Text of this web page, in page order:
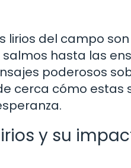
lirios del campo
hasta las
poderosos
cerca cómo estas
y su